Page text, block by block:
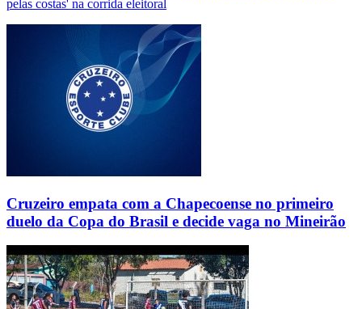
pelas costas' na corrida eleitoral
Cruzeiro empata com a Chapecoense no primeiro
duelo da Copa do Brasil e decide vaga no Mineirão